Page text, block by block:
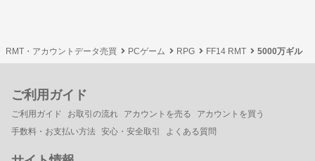
RMT・アカウントデータ売買 PCゲーム RPG FF14 RMT 5000万ギル
ご利用ガイド
ご利用ガイド お取引の流れ アカウントを売る
アカウントを買う
手数料・お支払い方法 安心・安全取引 よくある質問